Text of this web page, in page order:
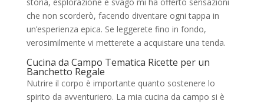
che non scorderò, facendo diventare ogni tappa in
un’esperienza epica. Se leggerete fino in fondo,
verosimilmente vi metterete a acquistare una tenda.
Cucina da Campo Tematica Ricette per un
Banchetto Regale
Nutrire il corpo è importante quanto sostenere lo
spirito da avventuriero. La mia cucina da campo si è